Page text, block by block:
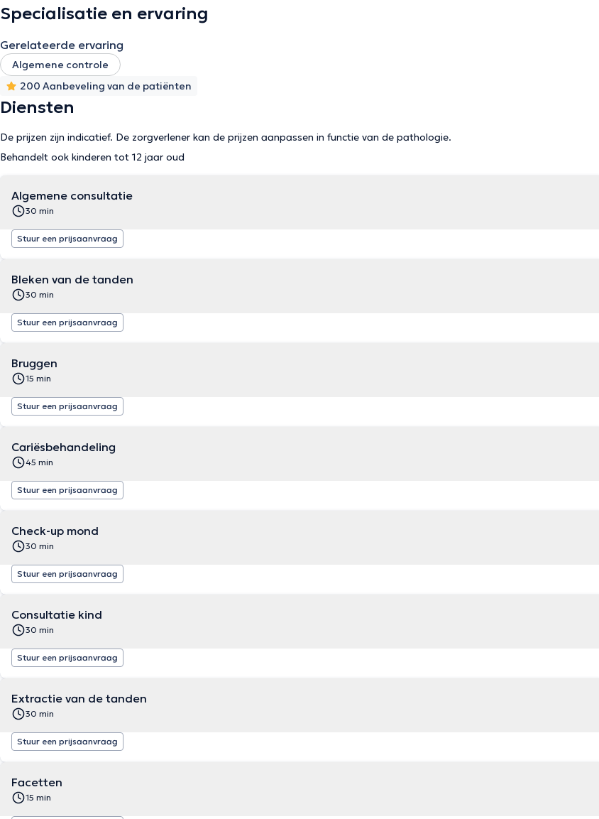
Specialisatie en ervaring
Gerelateerde ervaring
Algemene controle
200 Aanbeveling van de patiënten
Diensten
De prijzen zijn indicatief. De zorgverlener kan de prijzen aanpassen in functie van de pathologie.
Behandelt ook kinderen tot 12 jaar oud
Algemene consultatie
30 min
Stuur een prijsaanvraag
Bleken van de tanden
30 min
Stuur een prijsaanvraag
Bruggen
15 min
Stuur een prijsaanvraag
Cariësbehandeling
45 min
Stuur een prijsaanvraag
Check-up mond
30 min
Stuur een prijsaanvraag
Consultatie kind
30 min
Stuur een prijsaanvraag
Extractie van de tanden
30 min
Stuur een prijsaanvraag
Facetten
15 min